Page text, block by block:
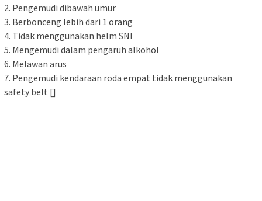
2. Pengemudi dibawah umur
3. Berbonceng lebih dari 1 orang
4. Tidak menggunakan helm SNI
5. Mengemudi dalam pengaruh alkohol
6. Melawan arus
7. Pengemudi kendaraan roda empat tidak menggunakan
safety belt []